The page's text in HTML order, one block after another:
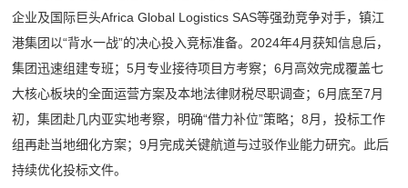
企业及国际巨头Africa Global Logistics SAS等强劲竞争对手，镇江
港集团以“背水一战”的决心投入竞标准备。2024年4月获知信息后，
集团迅速组建专班；5月专业接待项目方考察；6月高效完成覆盖七
大核心板块的全面运营方案及本地法律财税尽职调查；6月底至7月
初，集团赴几内亚实地考察，明确“借力补位”策略；8月，投标工作
组再赴当地细化方案；9月完成关键航道与过驳作业能力研究。此后
持续优化投标文件。